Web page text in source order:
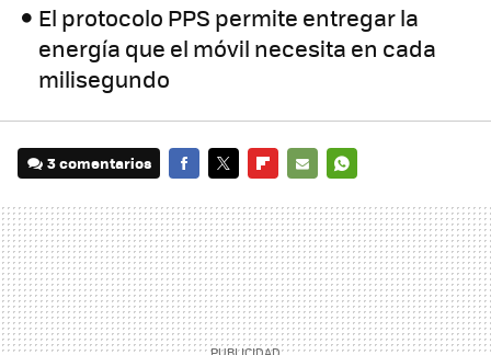
El protocolo PPS permite entregar la
energía que el móvil necesita en cada
milisegundo
3 comentarios
MAIL